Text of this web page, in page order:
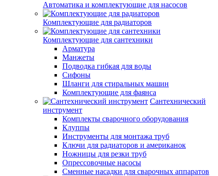
Автоматика и комплектующие для насосов
Комплектующие для радиаторов
Комплектующие для сантехники
Арматура
Манжеты
Подводка гибкая для воды
Сифоны
Шланги для стиральных машин
Комплектующие для фаянса
Сантехнический
инструмент
Комплекты сварочного оборудования
Клуппы
Инструменты для монтажа труб
Ключи для радиаторов и американок
Ножницы для резки труб
Опрессовочные насосы
Сменные насадки для сварочных аппаратов